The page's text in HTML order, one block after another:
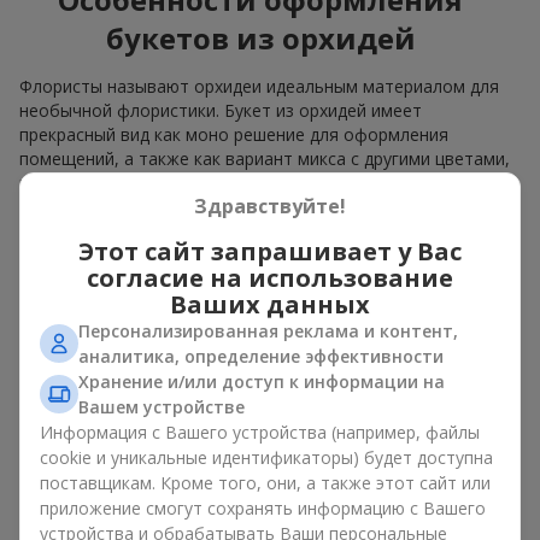
букетов из орхидей
Флористы называют орхидеи идеальным материалом для
необычной флористики. Букет из орхидей имеет
прекрасный вид как моно решение для оформления
помещений, а также как вариант микса с другими цветами,
который сохраняет свою выразительность в любом
Благодаря своей структуре орхидея позволяет создавать
композиции в классическом, минималистичном или
современном стиле. Букет из орхидей эффектно смотрится
как в камерных, так и в масштабных работах, а её
роскошные соцветия легко становятся центральным
элементом композиции. В зависимости от оформления и
сорта растений различается и цена на орхидеи. Учитывайте
это, прежде чем заказать букет из орхидей.
Кому дарят орхидеи?
Букет из орхидей универсален и может подойти любому. Их
Здравствуйте!
Этот сайт запрашивает у Вас
согласие на использование
Ваших данных
Персонализированная реклама и контент,
аналитика, определение эффективности
Хранение и/или доступ к информации на
Вашем устройстве
Информация с Вашего устройства (например, файлы
cookie и уникальные идентификаторы) будет доступна
поставщикам. Кроме того, они, а также этот сайт или
приложение смогут сохранять информацию с Вашего
устройства и обрабатывать Ваши персональные